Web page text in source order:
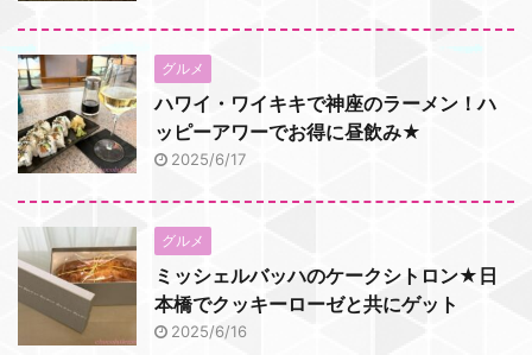
グルメ
ハワイ・ワイキキで神座のラーメン！ハ
ッピーアワーでお得に昼飲み★
2025/6/17
グルメ
ミッシェルバッハのケークシトロン★日
本橋でクッキーローゼと共にゲット
2025/6/16